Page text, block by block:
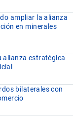
ampliar la alianza
en minerales
alianza estratégica
bilaterales con